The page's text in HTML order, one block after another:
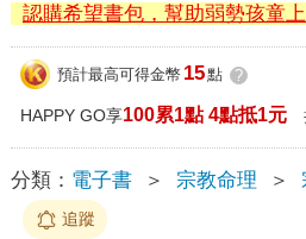
認購希望書包，幫助弱勢孩童上
預計最高可得金幣 15點 ?
HAPPY GO享100累1點 4點抵1元
分類： 電子書 ＞ 宗教命理 ＞
追蹤